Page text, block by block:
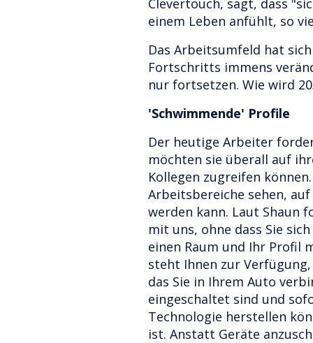
Clevertouch, sagt, dass
einem Leben anfühlt, so
Das Arbeitsumfeld hat
Fortschritts immens
nur fortsetzen. Wie wird
'Schwimmende' Profile
Der heutige Arbeiter
möchten sie überall auf
Kollegen zugreifen
Arbeitsbereiche sehen,
werden kann. Laut Shaun
mit uns, ohne dass Sie
einen Raum und Ihr Profil
steht Ihnen zur
das Sie in Ihrem Auto
eingeschaltet sind und
Technologie herstellen
ist. Anstatt Geräte